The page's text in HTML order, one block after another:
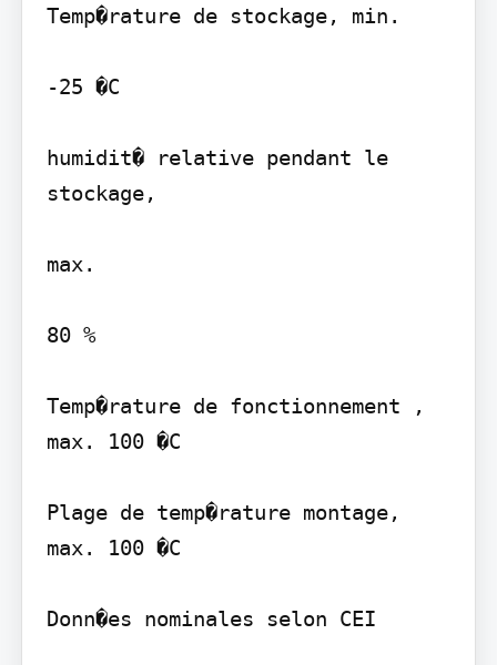
Temp�rature de stockage, min.
-25 �C
humidit� relative pendant le
stockage,
max.
80 %
Temp�rature de fonctionnement ,
max. 100 �C
Plage de temp�rature montage,
max. 100 �C
Donn�es nominales selon CEI